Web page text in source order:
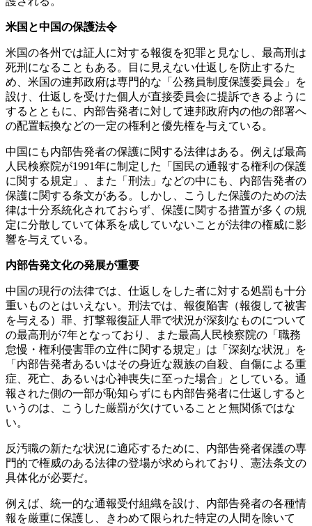
米国と中国の保護法令
米国の各州では証人に対する報復を犯罪と見なし、最高刑は
死刑になることもある。目に見えない仕返しを防止するた
め、米国の連邦政府は専門的な「公務員制度保護委員会」を
設け、仕返しを受けた個人が直接委員会に提訴できるように
するとともに、内部告発者に対して連邦政府内の他の部署へ
の配置転換などの一定の権利と優先権を与えている。
中国にも内部告発者の保護に関する法律はある。例えば最高
人民検察院が1991年に制定した「国民の通報する権利の保護
に関する規定」、また「刑法」などの中にも、内部告発者の
保護に関する条文がある。しかし、こうした保護のための法
律は十分系統化されておらず、保護に関する措置が多くの規
定に分散していて体系を成していないことが法律の権威に影
響を与えている。
内部告発文化の発展が重要
中国の現行の法律では、仕返しをした者に対する処罰も十分
重いものとはいえない。刑法では、報復陥害（報復して被害
を与える）罪、打撃報復証人罪で状況が深刻なものについて
の最高刑が7年となっており、また最高人民検察院の「職務
怠慢・権利侵害罪の立件に関する規定」は「深刻な状況」を
「内部告発者あるいはその身近な親族の自殺、自傷による重
症、死亡、あるいは心神喪失に至った場合」としている。通
報された側の一部が恥知らずにも内部告発者に仕返しすると
いうのは、こうした厳罰が欠けていることと無関係ではな
い。
反汚職の新たな状況に適応するために、内部告発者保護の専
門的で権威のある法律の登場が求められており、憲法条文の
具体化が必要だ。
例えば、統一的な通報受付組織を設け、内部告発者の各種情
報を厳重に保護し、きわめて限られた特定の人間を除いて